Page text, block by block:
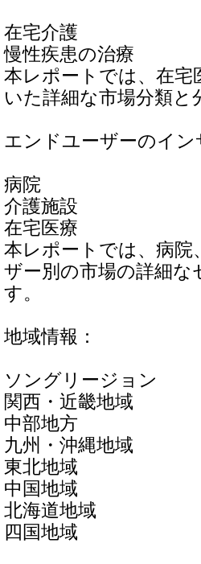
在宅介護
慢性疾患の治療
本レポートでは、在宅
いた詳細な市場分類
エンドユーザーのイン
病院
介護施設
在宅医療
本レポートでは、病院
ザー別の市場の詳細
す。
地域情報：
ソングリージョン
関西・近畿地域
中部地方
九州・沖縄地域
東北地域
中国地域
北海道地域
四国地域